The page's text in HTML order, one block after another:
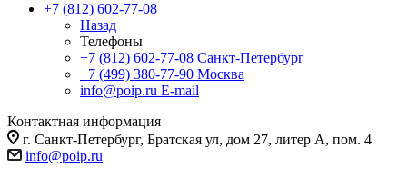
+7 (812) 602-77-08
Назад
Телефоны
+7 (812) 602-77-08 Санкт-Петербург
+7 (499) 380-77-90 Москва
info@poip.ru E-mail
Контактная информация
г. Санкт-Петербург, Братская ул, дом 27, литер А, пом. 4
info@poip.ru